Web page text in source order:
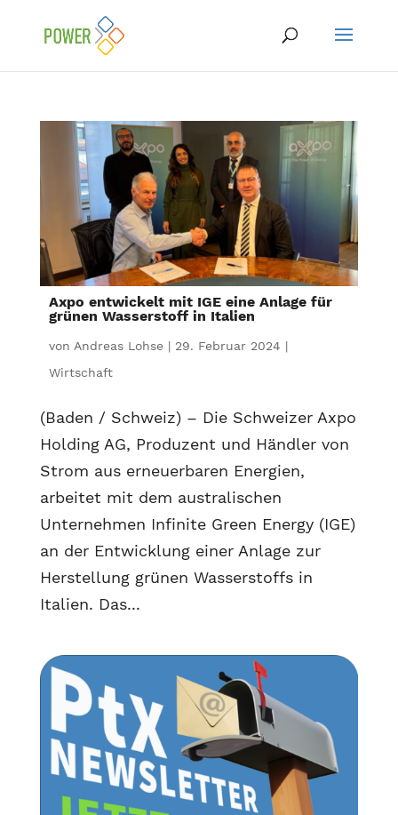
Axpo entwickelt mit IGE eine Anlage für
grünen Wasserstoff in Italien
von Andreas Lohse| 29. Februar 2024 |
Wirtschaft
(Baden / Schweiz) – Die Schweizer Axpo
Holding AG, Produzent und Händler von
Strom aus erneuerbaren Energien,
arbeitet mit dem australischen
Unternehmen Infinite Green Energy (IGE)
an der Entwicklung einer Anlage zur
Herstellung grünen Wasserstoffs in
Italien. Das...